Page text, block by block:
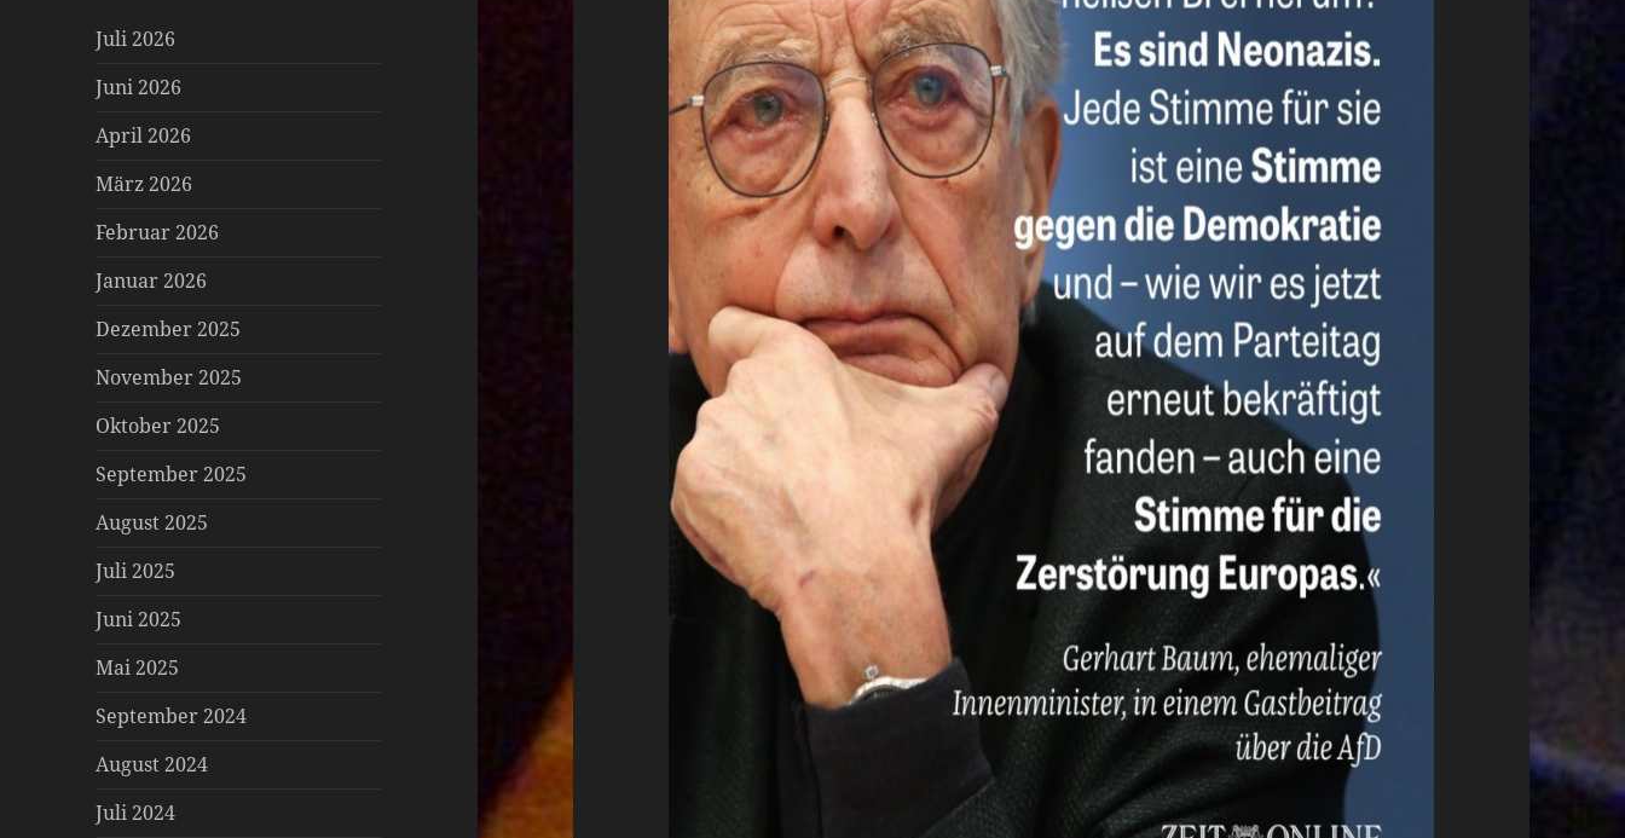
Juli 2026
Juni 2026
April 2026
März 2026
Februar 2026
Januar 2026
Dezember 2025
November 2025
Oktober 2025
September 2025
August 2025
Juli 2025
Juni 2025
Mai 2025
September 2024
August 2024
Juli 2024